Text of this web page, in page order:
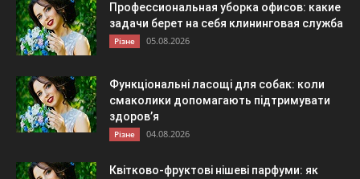
Профессиональная уборка офисов: какие
задачи берет на себя клининговая служба
Різне 05.08.2026
Функціональні ласощі для собак: коли
смаколики допомагають підтримувати
здоров’я
Різне 04.08.2026
Квітково-фруктові нішеві парфуми: як